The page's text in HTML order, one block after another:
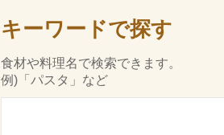
キーワードで探す
食材や料理名で検索できます。
例)「パスタ」など